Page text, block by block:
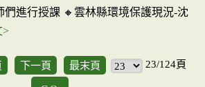
們進行授課 🔸雲林縣環境保護現況-沈
>
下一頁 最末頁
23/124頁
GO